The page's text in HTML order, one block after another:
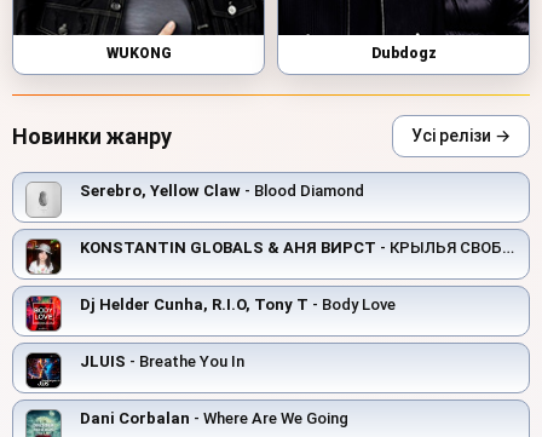
WUKONG Dubdogz
Новинки жанру Усі релізи →
Serebro, Yellow Claw - Blood Diamond
KONSTANTIN GLOBALS & АНЯ ВИРСТ - КРЫЛЬЯ СВОБОДЫ
Dj Helder Cunha, R.I.O, Tony T - Body Love
JLUIS - Breathe You In
Dani Corbalan - Where Are We Going